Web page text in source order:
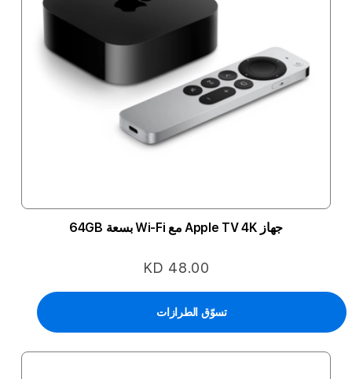
جهاز Apple TV 4K مع Wi-Fi بسعة 64GB
KD 48.00
تسوّق الطرازات